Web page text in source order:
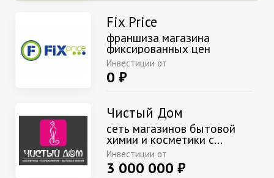
Fix Price
франшиза магазина
фиксированных цен
Инвестиции от
0 ₽
Чистый Дом
сеть магазинов бытовой
химии и косметики с...
Инвестиции от
3 000 000 ₽